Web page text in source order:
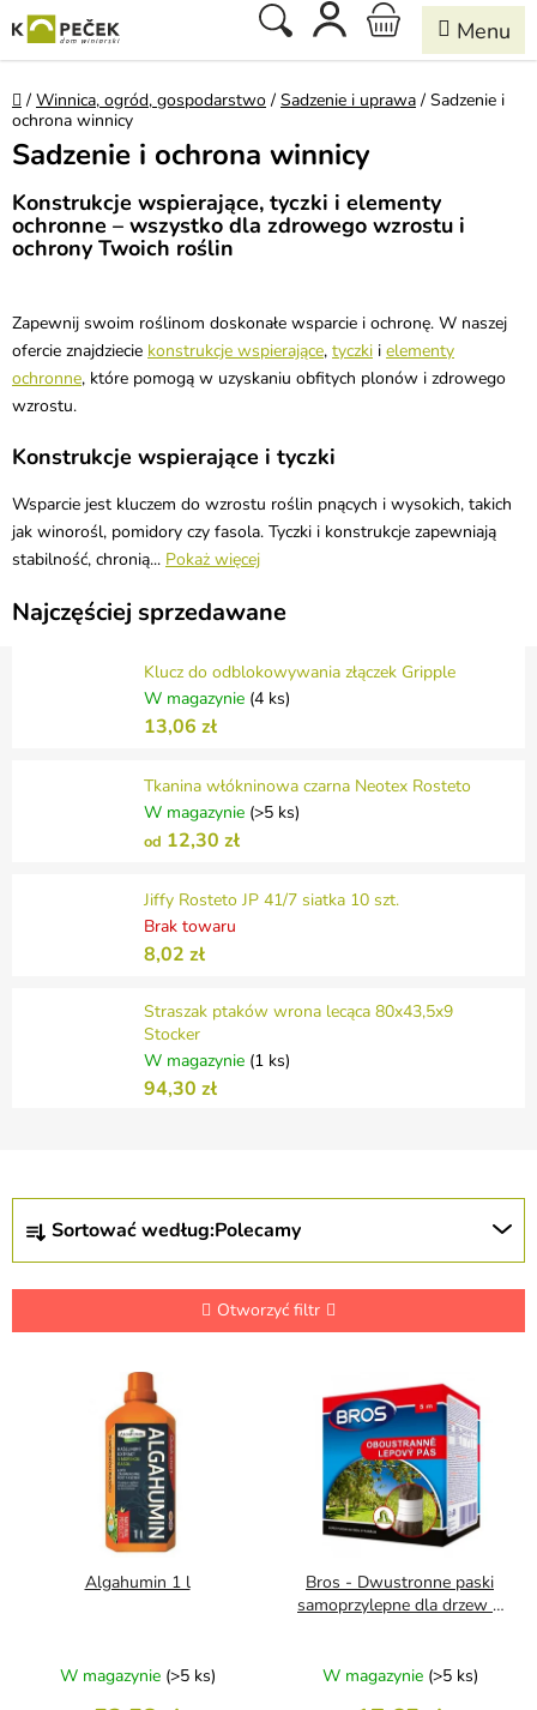
do
treści
Szukaj KOSZYK
Home
/ Winnica, ogród, gospodarstwo / Sadzenie i uprawa / Sadzenie i
ochrona winnicy
Sadzenie i ochrona winnicy
Konstrukcje wspierające, tyczki i elementy
ochronne – wszystko dla zdrowego wzrostu i
ochrony Twoich roślin
Zapewnij swoim roślinom doskonałe wsparcie i ochronę. W naszej
ofercie znajdziecie konstrukcje wspierające, tyczki i elementy
ochronne, które pomogą w uzyskaniu obfitych plonów i zdrowego
wzrostu.
Konstrukcje wspierające i tyczki
Wsparcie jest kluczem do wzrostu roślin pnących i wysokich, takich
jak winorośl, pomidory czy fasola. Tyczki i konstrukcje zapewniają
stabilność, chronią... Pokaż więcej
Najczęściej sprzedawane
Klucz do odblokowywania złączek Gripple
W magazynie (4 ks)
13,06 zł
Tkanina włókninowa czarna Neotex Rosteto
W magazynie (>5 ks)
od 12,30 zł
Jiffy Rosteto JP 41/7 siatka 10 szt.
Brak towaru
8,02 zł
Straszak ptaków wrona lecąca 80x43,5x9
Stocker
W magazynie (1 ks)
94,30 zł
S
r
t
w
Sortować według:Polecamy
Otworzyć filtr
Algahumin 1 l
W magazynie (>5 ks)
Bros - Dwustronne paski
samoprzylepne dla drzew 5
W magazynie (>5 ks)